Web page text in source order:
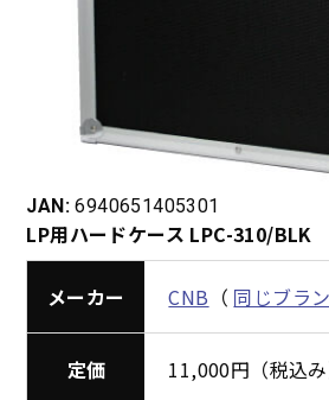
JAN: 6940651405301
LP用ハードケース LPC-310/BLK
メーカー CNB （ 同じブラ
定価 11,000円（税込み